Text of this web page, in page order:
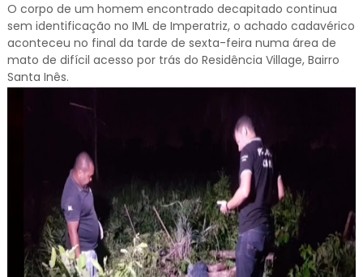
O corpo de um homem encontrado decapitado continua
sem identificação no IML de Imperatriz, o achado cadavérico
aconteceu no final da tarde de sexta-feira numa área de
mato de difícil acesso por trás do Residência Village, Bairro
Santa Inês.